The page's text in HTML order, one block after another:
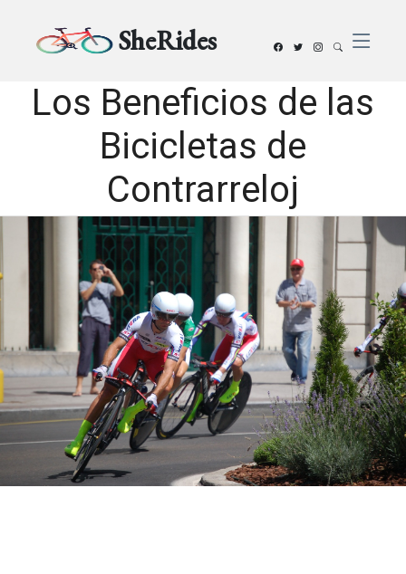
SheRides
Los Beneficios de las
Bicicletas de
Contrarreloj